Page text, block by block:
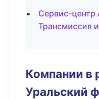
Сервис-
Трансмиссия
Компании в
Уральский